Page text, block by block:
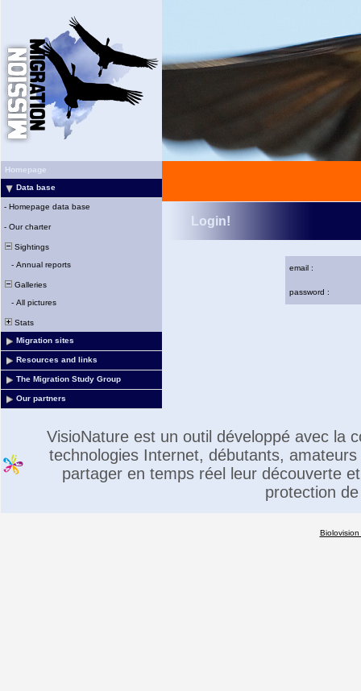
Homepage
Data base
- Homepage data base
- Our charter
Sightings
- Annual reports
Galleries
- All pictures
Stats
Migration sites
Resources and links
The Migration Study Group
Our partners
Login!
email :
password :
VisioNature est un outil développé avec la
technologies Internet, débutants,
partager en temps réel leur découverte
protection
Biolovision